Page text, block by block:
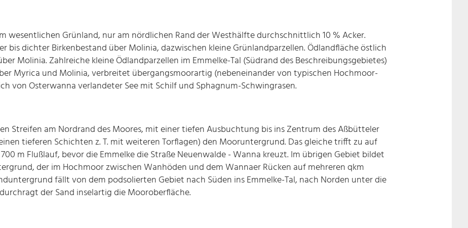
wesentlichen Grünland, nur am nördlichen Rand der Westhälfte durchschnittlich 10 % Acker.
bis dichter Birkenbestand über Molinia, dazwischen kleine Grünlandparzellen. Ödlandfläche östlich
Molinia. Zahlreiche kleine Ödlandparzellen im Emmelke-Tal (Südrand des Beschreibungsgebietes)
Myrica und Molinia, verbreitet übergangsmoorartig (nebeneinander von typischen Hochmoor-
von Osterwanna verlandeter See mit Schilf und Sphagnum-Schwingrasen.
Streifen am Nordrand des Moores, mit einer tiefen Ausbuchtung bis ins Zentrum des Aßbütteler
tieferen Schichten z. T. mit weiteren Torflagen) den Mooruntergrund. Das gleiche trifft zu auf
m Flußlauf, bevor die Emmelke die Straße Neuenwalde - Wanna kreuzt. Im übrigen Gebiet bildet
der im Hochmoor zwischen Wanhöden und dem Wannaer Rücken auf mehreren qkm
fällt von dem podsolierten Gebiet nach Süden ins Emmelke-Tal, nach Norden unter die
der Sand inselartig die Mooroberfläche.